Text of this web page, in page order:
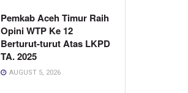
Pemkab Aceh Timur Raih
Opini WTP Ke 12
Berturut-turut Atas LKPD
TA. 2025
AUGUST 5, 2026